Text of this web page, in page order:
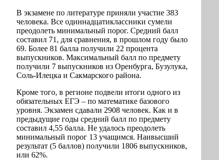
В экзамене по литературе приняли участие 383
человека. Все одиннадцатиклассники сумели
преодолеть минимальный порог. Средний балл
составил 71, для сравнения, в прошлом году было
69. Более 81 балла получили 22 процента
выпускников. Максимальный балл по предмету
получили 7 выпускников из Оренбурга, Бузулука,
Соль-Илецка и Сакмарского района.
Кроме того, в регионе подвели итоги одного из
обязательных ЕГЭ – по математике базового
уровня. Экзамен сдавали 2908 человек. Как и в
предыдущие годы средний балл по предмету
составил 4,55 балла. Не удалось преодолеть
минимальный порог 13 учащимся. Наивысший
результат (5 баллов) получили 1806 выпускников,
или 62%.